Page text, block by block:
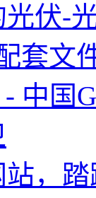
伏-
套文
中国
，